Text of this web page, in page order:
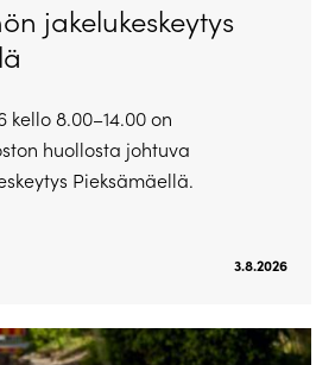
jakelukeskeytys
kello 8.00–14.00 on
huollosta johtuva
Pieksämäellä.
3.8.2026